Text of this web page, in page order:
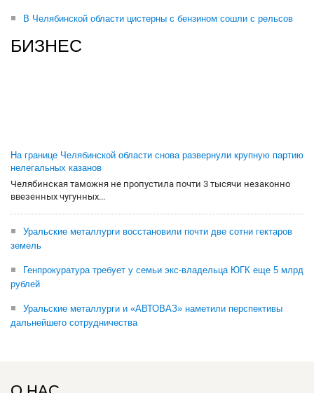
В Челябинской области цистерны с бензином сошли с рельсов
БИЗНЕС
На границе Челябинской области снова развернули крупную партию
нелегальных казанов
Челябинская таможня не пропустила почти 3 тысячи незаконно
ввезенных чугунных...
Уральские металлурги восстановили почти две сотни гектаров
земель
Генпрокуратура требует у семьи экс-владельца ЮГК еще 5 млрд
рублей
Уральские металлурги и «АВТОВАЗ» наметили перспективы
дальнейшего сотрудничества